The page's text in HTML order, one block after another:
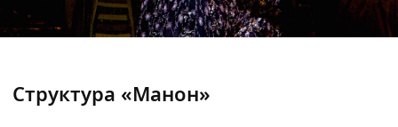
Структура «Манон»